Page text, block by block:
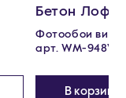
Бетон Лофт
Фотообои
арт. WM-948V1
В корзину